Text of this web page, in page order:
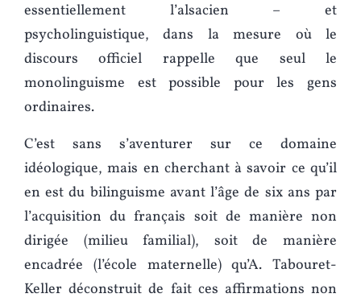
essentiellement l’alsacien – et
psycholinguistique, dans la mesure où le
discours officiel rappelle que seul le
monolinguisme est possible pour les gens
ordinaires.
C’est sans s’aventurer sur ce domaine
idéologique, mais en cherchant à savoir ce qu’il
en est du bilinguisme avant l’âge de six ans par
l’acquisition du français soit de manière non
dirigée (milieu familial), soit de manière
encadrée (l’école maternelle) qu’A. Tabouret-
Keller déconstruit de fait ces affirmations non